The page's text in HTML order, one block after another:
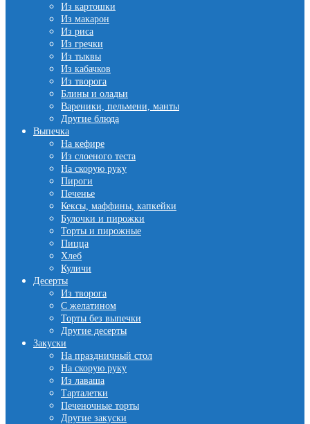
Из картошки
Из макарон
Из риса
Из гречки
Из тыквы
Из кабачков
Из творога
Блины и оладьи
Вареники, пельмени, манты
Другие блюда
Выпечка
На кефире
Из слоеного теста
На скорую руку
Пироги
Печенье
Кексы, маффины, капкейки
Булочки и пирожки
Торты и пирожные
Пицца
Хлеб
Куличи
Десерты
Из творога
С желатином
Торты без выпечки
Другие десерты
Закуски
На праздничный стол
На скорую руку
Из лаваша
Тарталетки
Печеночные торты
Другие закуски